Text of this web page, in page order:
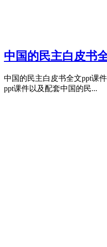
中国的民主白皮书
中国的民主白皮书全文ppt课
ppt课件以及配套中国的民...